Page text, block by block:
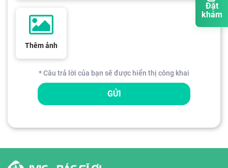
Đặt
khám
Thêm ảnh
* Câu trả lời của bạn sẽ được hiển thị công khai
GỬI